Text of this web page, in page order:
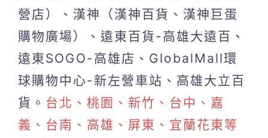
營店）、漢神（漢神百貨、漢神巨蛋
購物廣場）、遠東百貨-高雄大遠百、
遠東SOGO-高雄店、GlobalMall環
球購物中心-新左營車站、高雄大立百
貨。 台北、桃園、新竹、台中、嘉
義、台南、高雄、屏東、宜蘭花東等